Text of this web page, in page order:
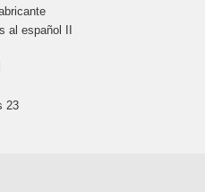
al español II
23